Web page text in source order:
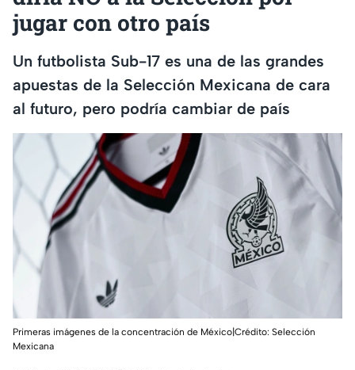
jugar con otro país
Un futbolista Sub-17 es una de las grandes
apuestas de la Selección Mexicana de cara
al futuro, pero podría cambiar de país
Primeras imágenes de la concentración de México|Crédito: Selección
Mexicana